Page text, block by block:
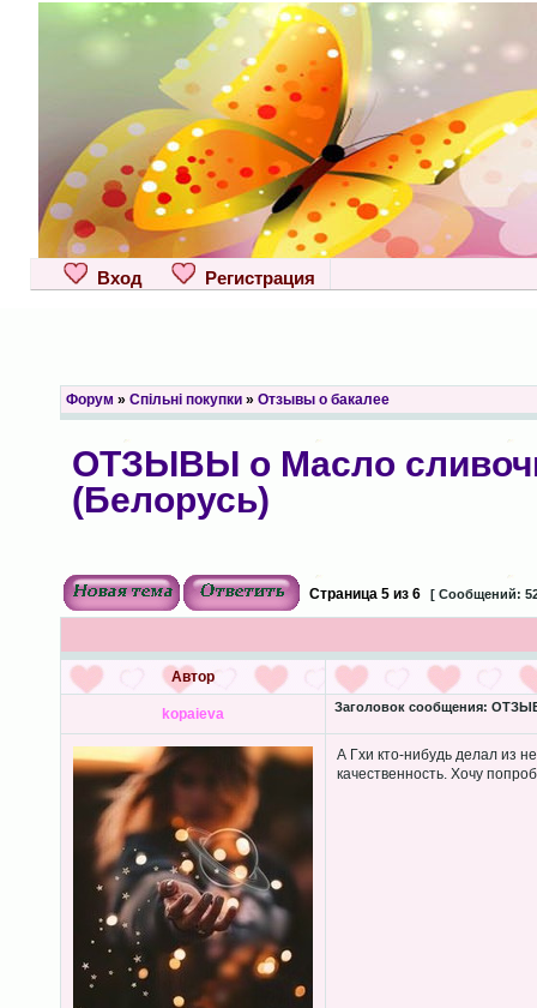
Вход Регистрация
Форум » Спільні покупки» Отзывы о бакалее
ОТЗЫВЫ о Масло
(Белорусь)
Страница 5из 6 [ Сообщений:
Автор
kopaieva Заголовок сообщения:
А Гхи кто-нибудь делал из
качественность. Хочу